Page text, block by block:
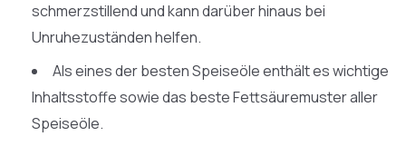
schmerzstillend und kann darüber hinaus bei
Unruhezuständen helfen.
Als eines der besten Speiseöle enthält es wichtige
Inhaltsstoffe sowie das beste Fettsäuremuster aller
Speiseöle.